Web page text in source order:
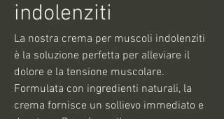
indolenziti
La nostra crema per muscoli indolenziti
è la soluzione perfetta per alleviare il
dolore e la tensione muscolare.
Formulata con ingredienti naturali, la
crema fornisce un sollievo immediato e